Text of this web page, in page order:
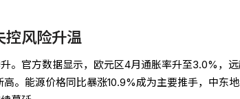
控风险升温
。官方数据显示，欧元区4月通胀率升至3.0%，
。能源价格同比暴涨10.9%成为主要推手，中东